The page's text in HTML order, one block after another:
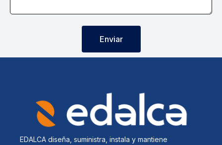
Enviar
EDALCA diseña, suministra, instala y mantiene